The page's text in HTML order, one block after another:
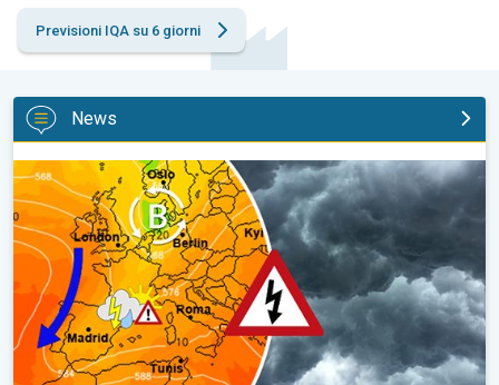
Previsioni IQA su 6 giorni
News
Segnali di cambiamento dopo Ferragosto. Tendenza meteo. . .